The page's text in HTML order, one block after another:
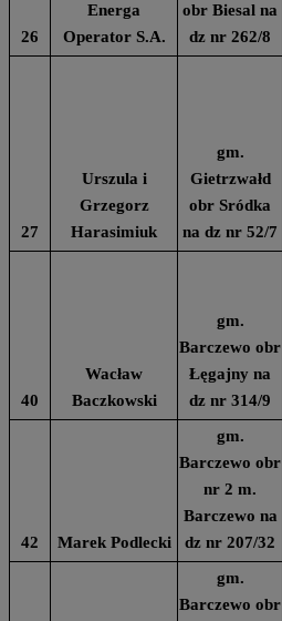
26
Energa
Operator S.A.
obr Biesal na
dz nr 262/8
27
Urszula i
Grzegorz
Harasimiuk
gm.
Gietrzwałd
obr Sródka
na dz nr 52/7
40
Wacław
Baczkowski
gm.
Barczewo obr
Łęgajny na
dz nr 314/9
42 Marek Podlecki
gm.
Barczewo obr
nr 2 m.
Barczewo na
dz nr 207/32
gm.
Barczewo obr